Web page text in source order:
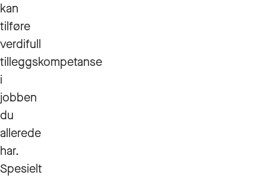
kan
tilføre
verdifull
tilleggskompetanse
i
jobben
du
allerede
har.
Spesielt